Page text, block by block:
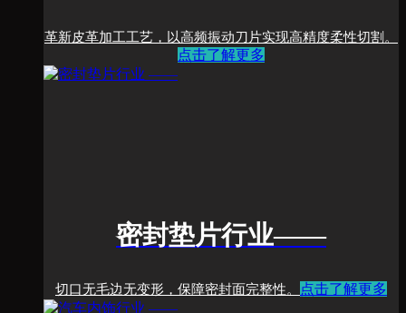
革新皮革加工工艺，以高频振动刀片实现高精度柔性切割。
点击了解更多
密封垫片行业——
切口无毛边无变形，保障密封面完整性。 点击了解更多